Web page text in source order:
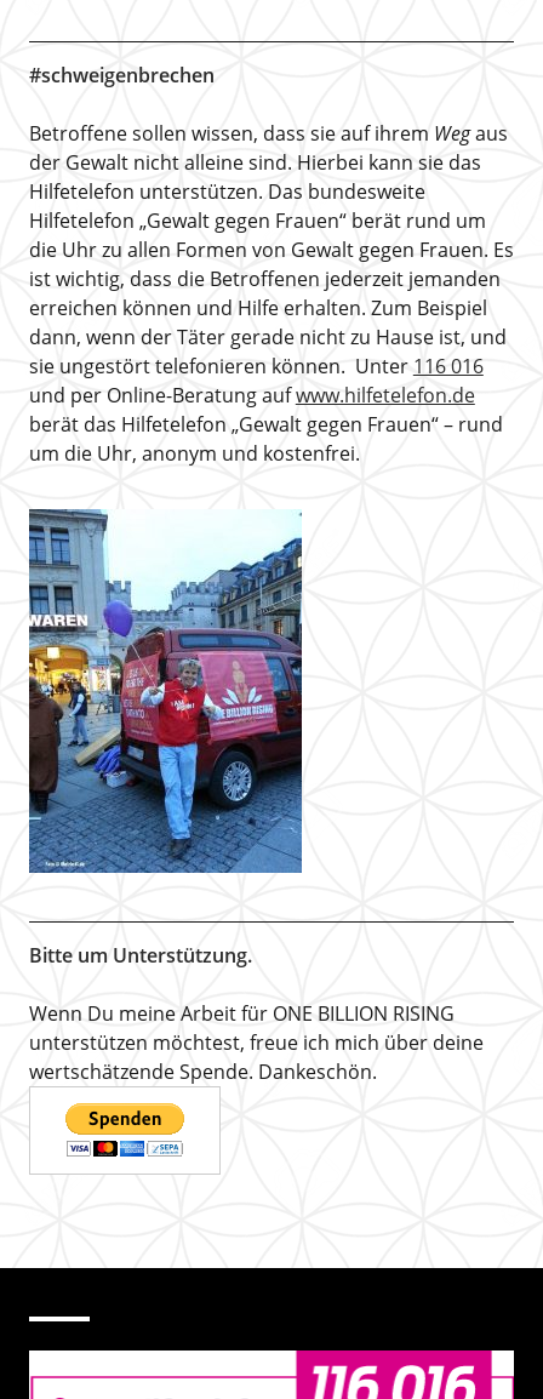
#schweigenbrechen
Betroffene sollen wissen, dass sie auf ihrem Wegaus
der Gewalt nicht alleine sind. Hierbei kann sie das
Hilfetelefon unterstützen. Das bundesweite
Hilfetelefon „Gewalt gegen Frauen“ berät rund um
die Uhr zu allen Formen von Gewalt gegen Frauen. Es
ist wichtig, dass die Betroffenen jederzeit jemanden
erreichen können und Hilfe erhalten. Zum Beispiel
dann, wenn der Täter gerade nicht zu Hause ist, und
sie ungestört telefonieren können. Unter 116 016
und per Online-Beratung aufwww.hilfetelefon.de
berät das Hilfetelefon „Gewalt gegen Frauen“ – rund
um die Uhr, anonym und kostenfrei.
Bitte um Unterstützung.
Wenn Du meine Arbeit für ONE BILLION RISING
unterstützen möchtest, freue ich mich über deine
wertschätzende Spende. Dankeschön.